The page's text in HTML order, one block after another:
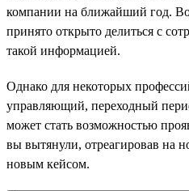
компании на ближайший год.
принято открыто делиться с
такой информацией.
Однако для некоторых
управляющий, переходный
может стать возможностью
вы вытянули, отреагировав на
новым кейсом.